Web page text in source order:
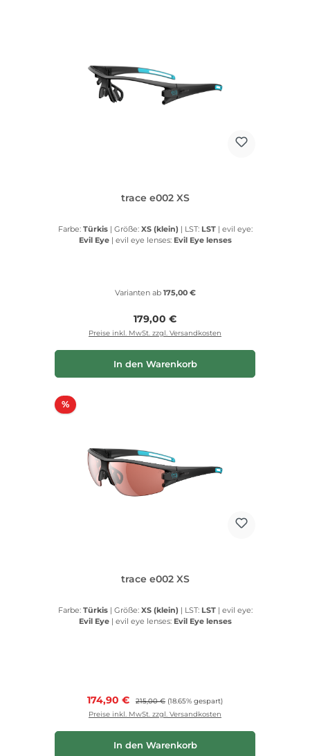
trace e002 XS
Farbe: Türkis | Größe: XS (klein) | LST: LST | evil eye:
Evil Eye | evil eye lenses: Evil Eye lenses
Varianten ab175,00 €
Regulärer Preis:
179,00 €
Preise inkl. MwSt. zzgl. Versandkosten
In den Warenkorb
%Rabatt
trace e002 XS
Farbe: Türkis | Größe: XS (klein) | LST: LST | evil eye:
Evil Eye | evil eye lenses: Evil Eye lenses
Verkaufspreis:
174,90 € Regulärer Preis:
215,00 € (18.65% gespart)
Preise inkl. MwSt. zzgl. Versandkosten
In den Warenkorb